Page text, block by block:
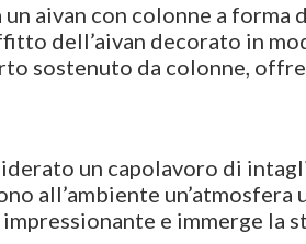
aivan con colonne a forma
dell’aivan decorato in
sostenuto da colonne,
un capolavoro di
all’ambiente
e immerge la